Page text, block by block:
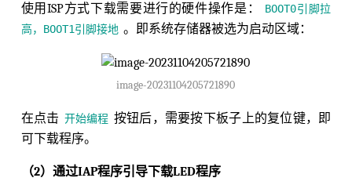
使用ISP方式下载需要进行的硬件操作是：
BOOT0引脚拉
高，BOOT1引脚接地 。即系统存储器被选为启动区域：
image-20231104205721890
在点击 开始编程 按钮后，需要按下板子上的复位键，即
可下载程序。
（2）通过IAP程序引导下载LED程序